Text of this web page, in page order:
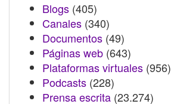
Blogs (405)
Canales (340)
Documentos (49)
Páginas web (643)
Plataformas virtuales (956)
Podcasts (228)
Prensa escrita (23.274)